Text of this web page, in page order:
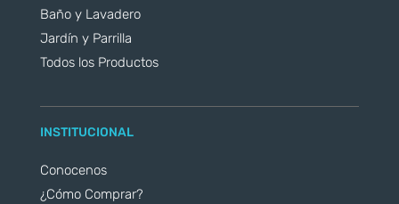
Baño y Lavadero
Jardín y Parrilla
Todos los Productos
INSTITUCIONAL
Conocenos
¿Cómo Comprar?